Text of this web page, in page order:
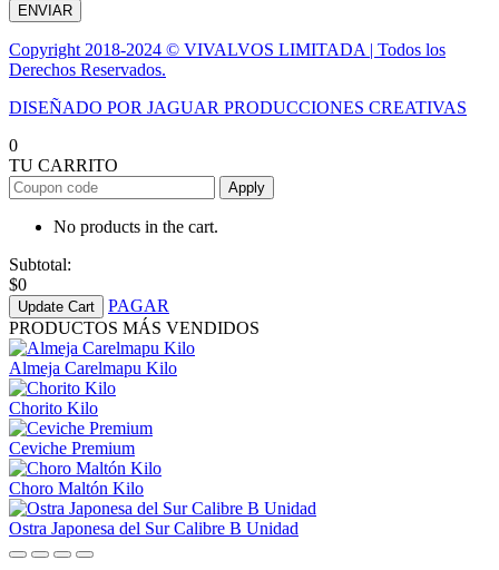
ENVIAR
Copyright 2018-2024 © VIVALVOS LIMITADA | Todos los
Derechos Reservados.
DISEÑADO POR JAGUAR PRODUCCIONES CREATIVAS
0
TU CARRITO
Apply
No products in the cart.
Subtotal:
$0
Update Cart
PAGAR
PRODUCTOS MÁS VENDIDOS
Almeja Carelmapu Kilo
Chorito Kilo
Ceviche Premium
Choro Maltón Kilo
Ostra Japonesa del Sur Calibre B Unidad